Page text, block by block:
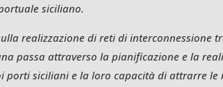
siciliano.
realizzazione di reti di interconnessione
passa attraverso la pianificazione e la
porti siciliani e la loro capacità di attrarre